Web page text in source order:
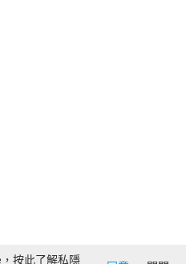
按此了解私隱